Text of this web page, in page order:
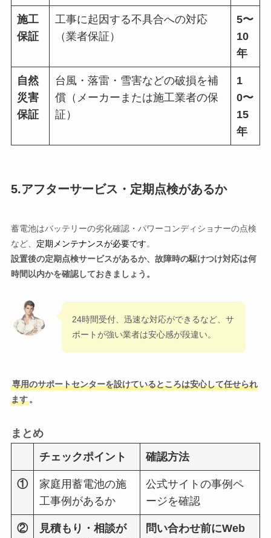
施工
保証
工事に起因する不具合への対応
（業者保証）
5〜
10
年
自然
災害
保証
台風・落雷・雪害などの破損を補
償（メーカーまたは施工業者の保
証）
1
0〜
15
年
5.アフターサービス・定期点検があるか
蓄電池はバッテリーの劣化確認・パワーコンディショナーの点検
など、 定期メンテナンスが必要です。
設置後の定期点検サービスがあるか、故障時の駆けつけ対応は何
時間以内かを確認しておきましょう。
24時間受付、迅速な対応ができるなど、サ
ポートが強い業者は安心感が段違い。
専用のサポートセンターを設けているところは安心して任せられ
ます。
まとめ
チェックポイント
確認方法
①
家庭用蓄電池の施
工事例があるか
公式サイトの事例ペ
ージを確認
②
見積もり・相談が
問い合わせ前にWeb